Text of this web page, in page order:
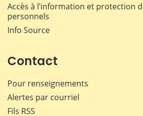
Accès à l’information et protection
personnels
Info Source
Contact
Pour renseignements
Alertes par courriel
Fils RSS